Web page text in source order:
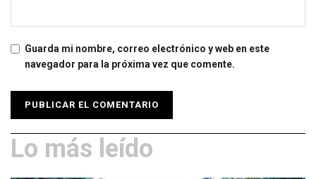
Guarda mi nombre, correo electrónico y web en este
navegador para la próxima vez que comente.
Lo más leído